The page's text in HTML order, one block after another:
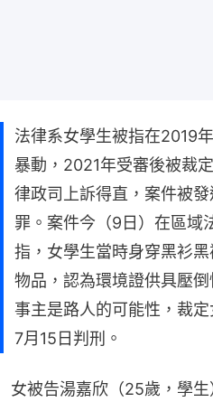
法律系女學生被指在2019
暴動，2021年受審後被裁
律政司上訴得直，案件被
罪。案件今（9日）在區域
指，女學生當時身穿黑衫
物品，認為環境證供具壓
事主是路人的可能性，裁
7月15日判刑。
女被告湯嘉欣（25歲，學